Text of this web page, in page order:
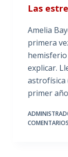
Las
Amelia
primera
explicar.
astrofísica
primer
COMENTARIOS